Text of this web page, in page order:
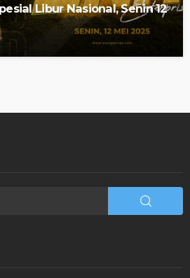
Libur Nasional, Senin 12